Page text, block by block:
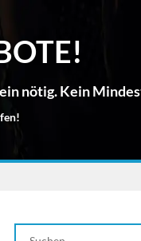
nötig. Kein